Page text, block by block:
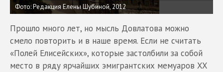
Фото: Редакция Елены Шубиной, 2012
Прошло много лет, но мысль Довлатова можно
смело повторить и в наше время. Если не считать
«Полей Елисейских», которые застолбили за собой
место в ряду ярчайших эмигрантских мемуаров XX